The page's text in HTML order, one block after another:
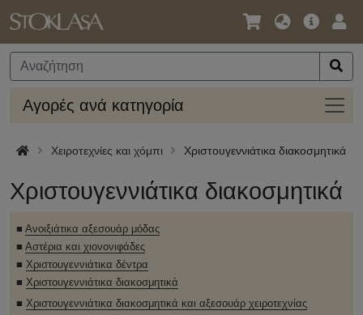
Γλώσσα
Νόμισμα
Κύρια
Αγορές ανά κατηγορία
ανά
Χειροτεχνίες και χόμπι Χριστουγεννιάτικα διακοσμητικά
Χριστουγεννιάτικα διακοσμητικά
■ Ανοιξιάτικα αξεσουάρ μόδας
■ Αστέρια και χιονονιφάδες
■ Χριστουγεννιάτικα δέντρα
■ Χριστουγεννιάτικα διακοσμητικά
■ Χριστουγεννιάτικα διακοσμητικά και αξεσουάρ χειροτεχνίας